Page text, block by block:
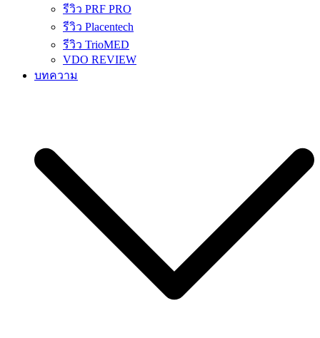
รีวิว PRF PRO
รีวิว Placentech
รีวิว TrioMED
VDO REVIEW
บทความ